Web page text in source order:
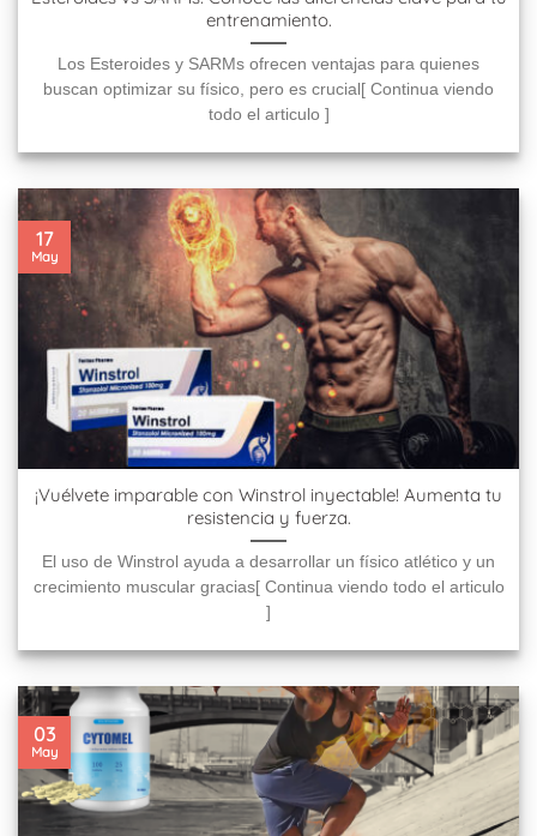
entrenamiento.
Los Esteroides y SARMs ofrecen ventajas para quienes
buscan optimizar su físico, pero es crucial[ Continua viendo
todo el articulo ]
¡Vuélvete imparable con Winstrol inyectable! Aumenta tu
resistencia y fuerza.
El uso de Winstrol ayuda a desarrollar un físico atlético y un
crecimiento muscular gracias[ Continua viendo todo el articulo
]
17
May
03
May